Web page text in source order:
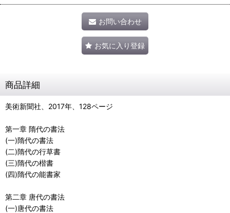
お問い合わせ
お気に入り登録
商品詳細
美術新聞社、2017年、128ページ
第一章 隋代の書法
(一)隋代の書法
(二)隋代の行草書
(三)隋代の楷書
(四)隋代の能書家
第二章 唐代の書法
(一)唐代の書法